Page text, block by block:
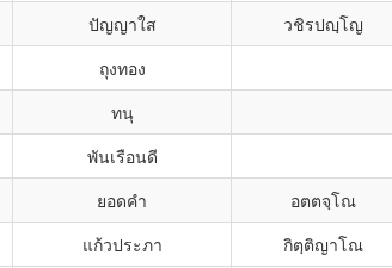
ปัญญาใส วชิรปญฺโญ
ถุงทอง
ทนุ
พันเรือนดี
ยอดคำ อตตจฺโณ
แก้วประภา กิตฺติญาโณ